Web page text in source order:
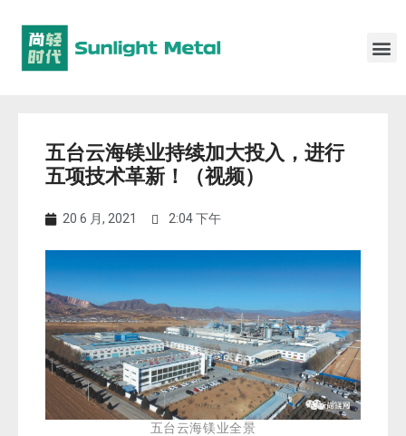
五台云海镁业持续加大投入，进行
五项技术革新！（视频）
20 6 月, 2021 2:04 下午
五台云海镁业全景